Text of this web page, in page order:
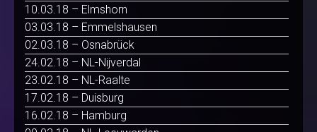
10.03.18 – Elmshorn
03.03.18 – Emmelshausen
02.03.18 – Osnabrück
24.02.18 – NL-Nijverdal
23.02.18 – NL-Raalte
17.02.18 – Duisburg
16.02.18 – Hamburg